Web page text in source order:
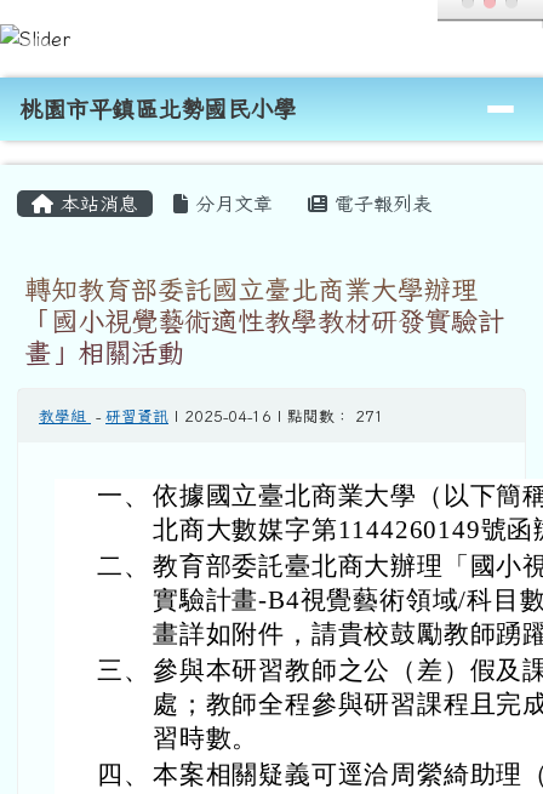
跳至主內容區
桃園市平鎮區北勢國民小學
導覽列
桃園市平鎮區北勢國民小學
本站消息 分月文章 電子報列表
轉知教育部委託國立臺北商業大學辦理
「國小視覺藝術適性教學教材研發實驗計
畫」相關活動
教學組 - 研習資訊 | 2025-04-16 | 點閱數： 271
一、 依據國立臺北商業大學（以下簡
北商大數媒字第1144260149號函
二、 教育部委託臺北商大辦理「國小
實驗計畫-B4視覺藝術領域/科目
畫詳如附件，請貴校鼓勵教師踴
三、 參與本研習教師之公（差）假及
處；教師全程參與研習課程且完
習時數。
四、 本案相關疑義可逕洽周縈綺助理